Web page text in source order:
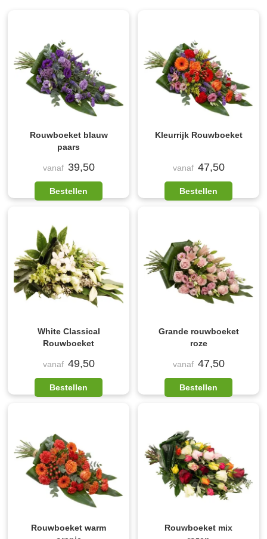
Rouwboeket blauw
paars
vanaf 39,50
Bestellen
Kleurrijk Rouwboeket
vanaf 47,50
Bestellen
White Classical
Rouwboeket
vanaf 49,50
Bestellen
Grande rouwboeket
roze
vanaf 47,50
Bestellen
Rouwboeket warm
Rouwboeket mix